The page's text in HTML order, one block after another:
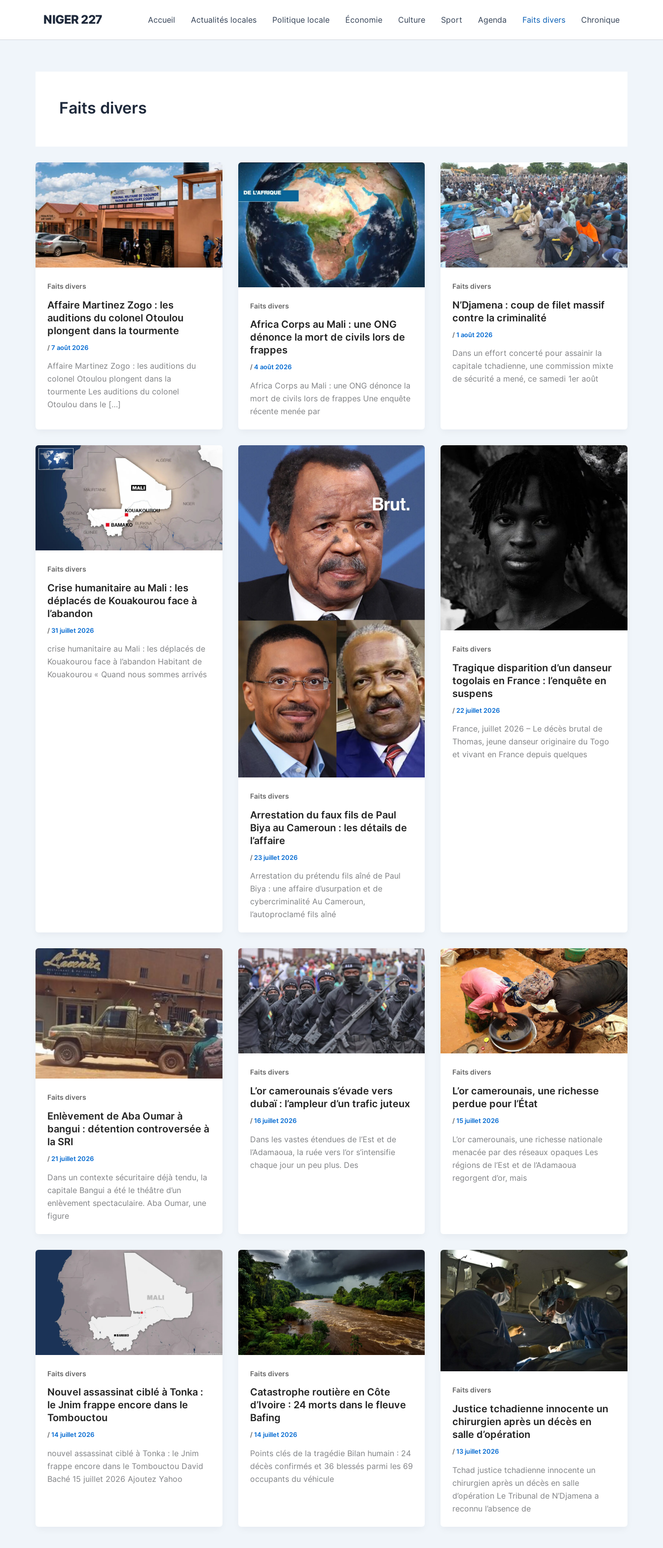
NIGER 227 Accueil Actualités locales Politique locale Économie Culture Sport Agenda Faits divers Chronique
Faits divers
Faits divers
Affaire Martinez Zogo : les
auditions du colonel Otoulou
plongent dans la tourmente
/7 août 2026
Affaire Martinez Zogo : les auditions du
colonel Otoulou plongent dans la
tourmente Les auditions du colonel
Otoulou dans le […]
Faits divers
Africa Corps au Mali : une ONG
dénonce la mort de civils lors de
frappes
/4 août 2026
Africa Corps au Mali : une ONG dénonce la
mort de civils lors de frappes Une enquête
récente menée par
Faits divers
N’Djamena : coup de filet massif
contre la criminalité
/1 août 2026
Dans un effort concerté pour assainir la
capitale tchadienne, une commission mixte
de sécurité a mené, ce samedi 1er août
Faits divers
Crise humanitaire au Mali : les
déplacés de Kouakourou face à
l’abandon
/ 31 juillet 2026
crise humanitaire au Mali : les déplacés de
Kouakourou face à l’abandon Habitant de
Kouakourou « Quand nous sommes arrivés
Faits divers
Arrestation du faux fils de Paul
Biya au Cameroun : les détails de
l’affaire
/ 23 juillet 2026
Arrestation du prétendu fils aîné de Paul
Biya : une affaire d’usurpation et de
cybercriminalité Au Cameroun,
l’autoproclamé fils aîné
Faits divers
Tragique disparition d’un danseur
togolais en France : l’enquête en
suspens
/ 22 juillet 2026
France, juillet 2026 – Le décès brutal de
Thomas, jeune danseur originaire du Togo
et vivant en France depuis quelques
Faits divers
Enlèvement de Aba Oumar à
bangui : détention controversée à
la SRI
/ 21 juillet 2026
Dans un contexte sécuritaire déjà tendu, la
capitale Bangui a été le théâtre d’un
enlèvement spectaculaire. Aba Oumar, une
figure
Faits divers
L’or camerounais s’évade vers
dubaï : l’ampleur d’un trafic juteux
/16 juillet 2026
Dans les vastes étendues de l’Est et de
l’Adamaoua, la ruée vers l’or s’intensifie
chaque jour un peu plus. Des
Faits divers
L’or camerounais, une richesse
perdue pour l’État
/15 juillet 2026
L’or camerounais, une richesse nationale
menacée par des réseaux opaques Les
régions de l’Est et de l’Adamaoua
regorgent d’or, mais
Faits divers
Nouvel assassinat ciblé à Tonka :
le Jnim frappe encore dans le
Tombouctou
/14 juillet 2026
nouvel assassinat ciblé à Tonka : le Jnim
frappe encore dans le Tombouctou David
Baché 15 juillet 2026 Ajoutez Yahoo
Faits divers
Catastrophe routière en Côte
d’Ivoire : 24 morts dans le fleuve
Bafing
/14 juillet 2026
Points clés de la tragédie Bilan humain : 24
décès confirmés et 36 blessés parmi les 69
occupants du véhicule
Faits divers
Justice tchadienne innocente un
chirurgien après un décès en
salle d’opération
/13 juillet 2026
Tchad justice tchadienne innocente un
chirurgien après un décès en salle
d’opération Le Tribunal de N’Djamena a
reconnu l’absence de